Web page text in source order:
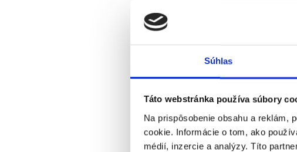
Súhlas
Táto webstránka používa súbory
Na prispôsobenie obsahu a reklám,
cookie. Informácie o tom, ako
médií, inzercie a analýzy. Títo